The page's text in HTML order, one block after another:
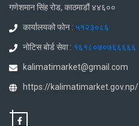
गणेशमान सिंह रोड, काठमाडौं ४४६००
कार्यालयको फोन : ५१२३०८६
नोटिस बोर्ड सेवा : १६१८०७०७६६६६६
kalimatimarket@gmail.com
https://kalimatimarket.gov.np/